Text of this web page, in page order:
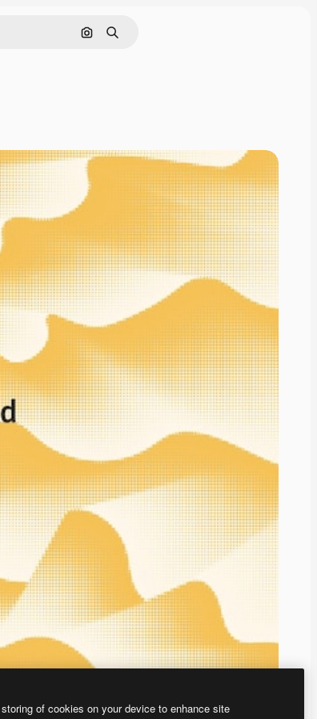
画像で検索
検索
of cookies on your device to enhance site